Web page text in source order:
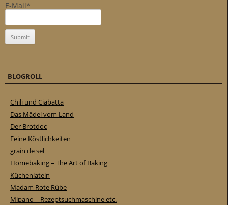
E-Mail*
BLOGROLL
Chili und Ciabatta
Das Mädel vom Land
Der Brotdoc
Feine Köstlichkeiten
grain de sel
Homebaking – The Art of Baking
Küchenlatein
Madam Rote Rübe
Mipano – Rezeptsuchmaschine etc.